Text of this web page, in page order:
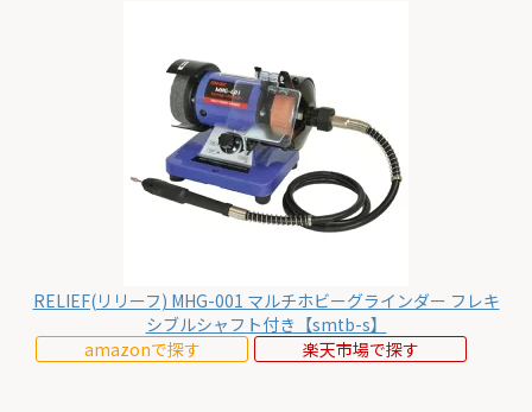
RELIEF(リリーフ) MHG-001 マルチホビーグラインダー フレキ
シブルシャフト付き【smtb-s】
amazonで探す
楽天市場で探す